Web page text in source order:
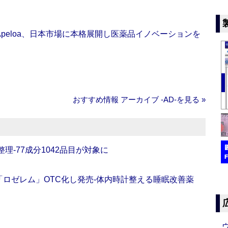
、日本市場に本格展開し医薬品イノベーションを
おすすめ情報 アーカイブ ‐AD‐を見る »
‐77成分1042品目が対象に
ゼレム」OTC化し発売‐体内時計整える睡眠改善薬